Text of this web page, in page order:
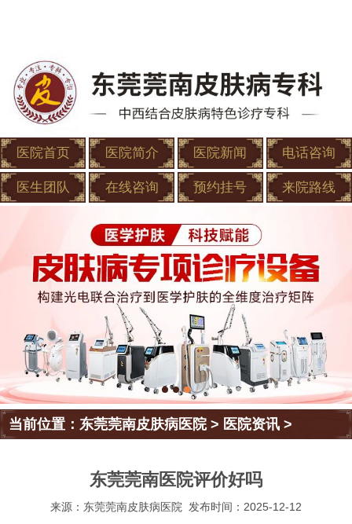
医院首页 医院简介 医院新闻 电话咨询
医生团队 在线咨询 预约挂号 来院路线
当前位置：东莞莞南皮肤病医院> 医院资讯 >
东莞莞南医院评价好吗
来源：东莞莞南皮肤病医院 发布时间：2025-12-12